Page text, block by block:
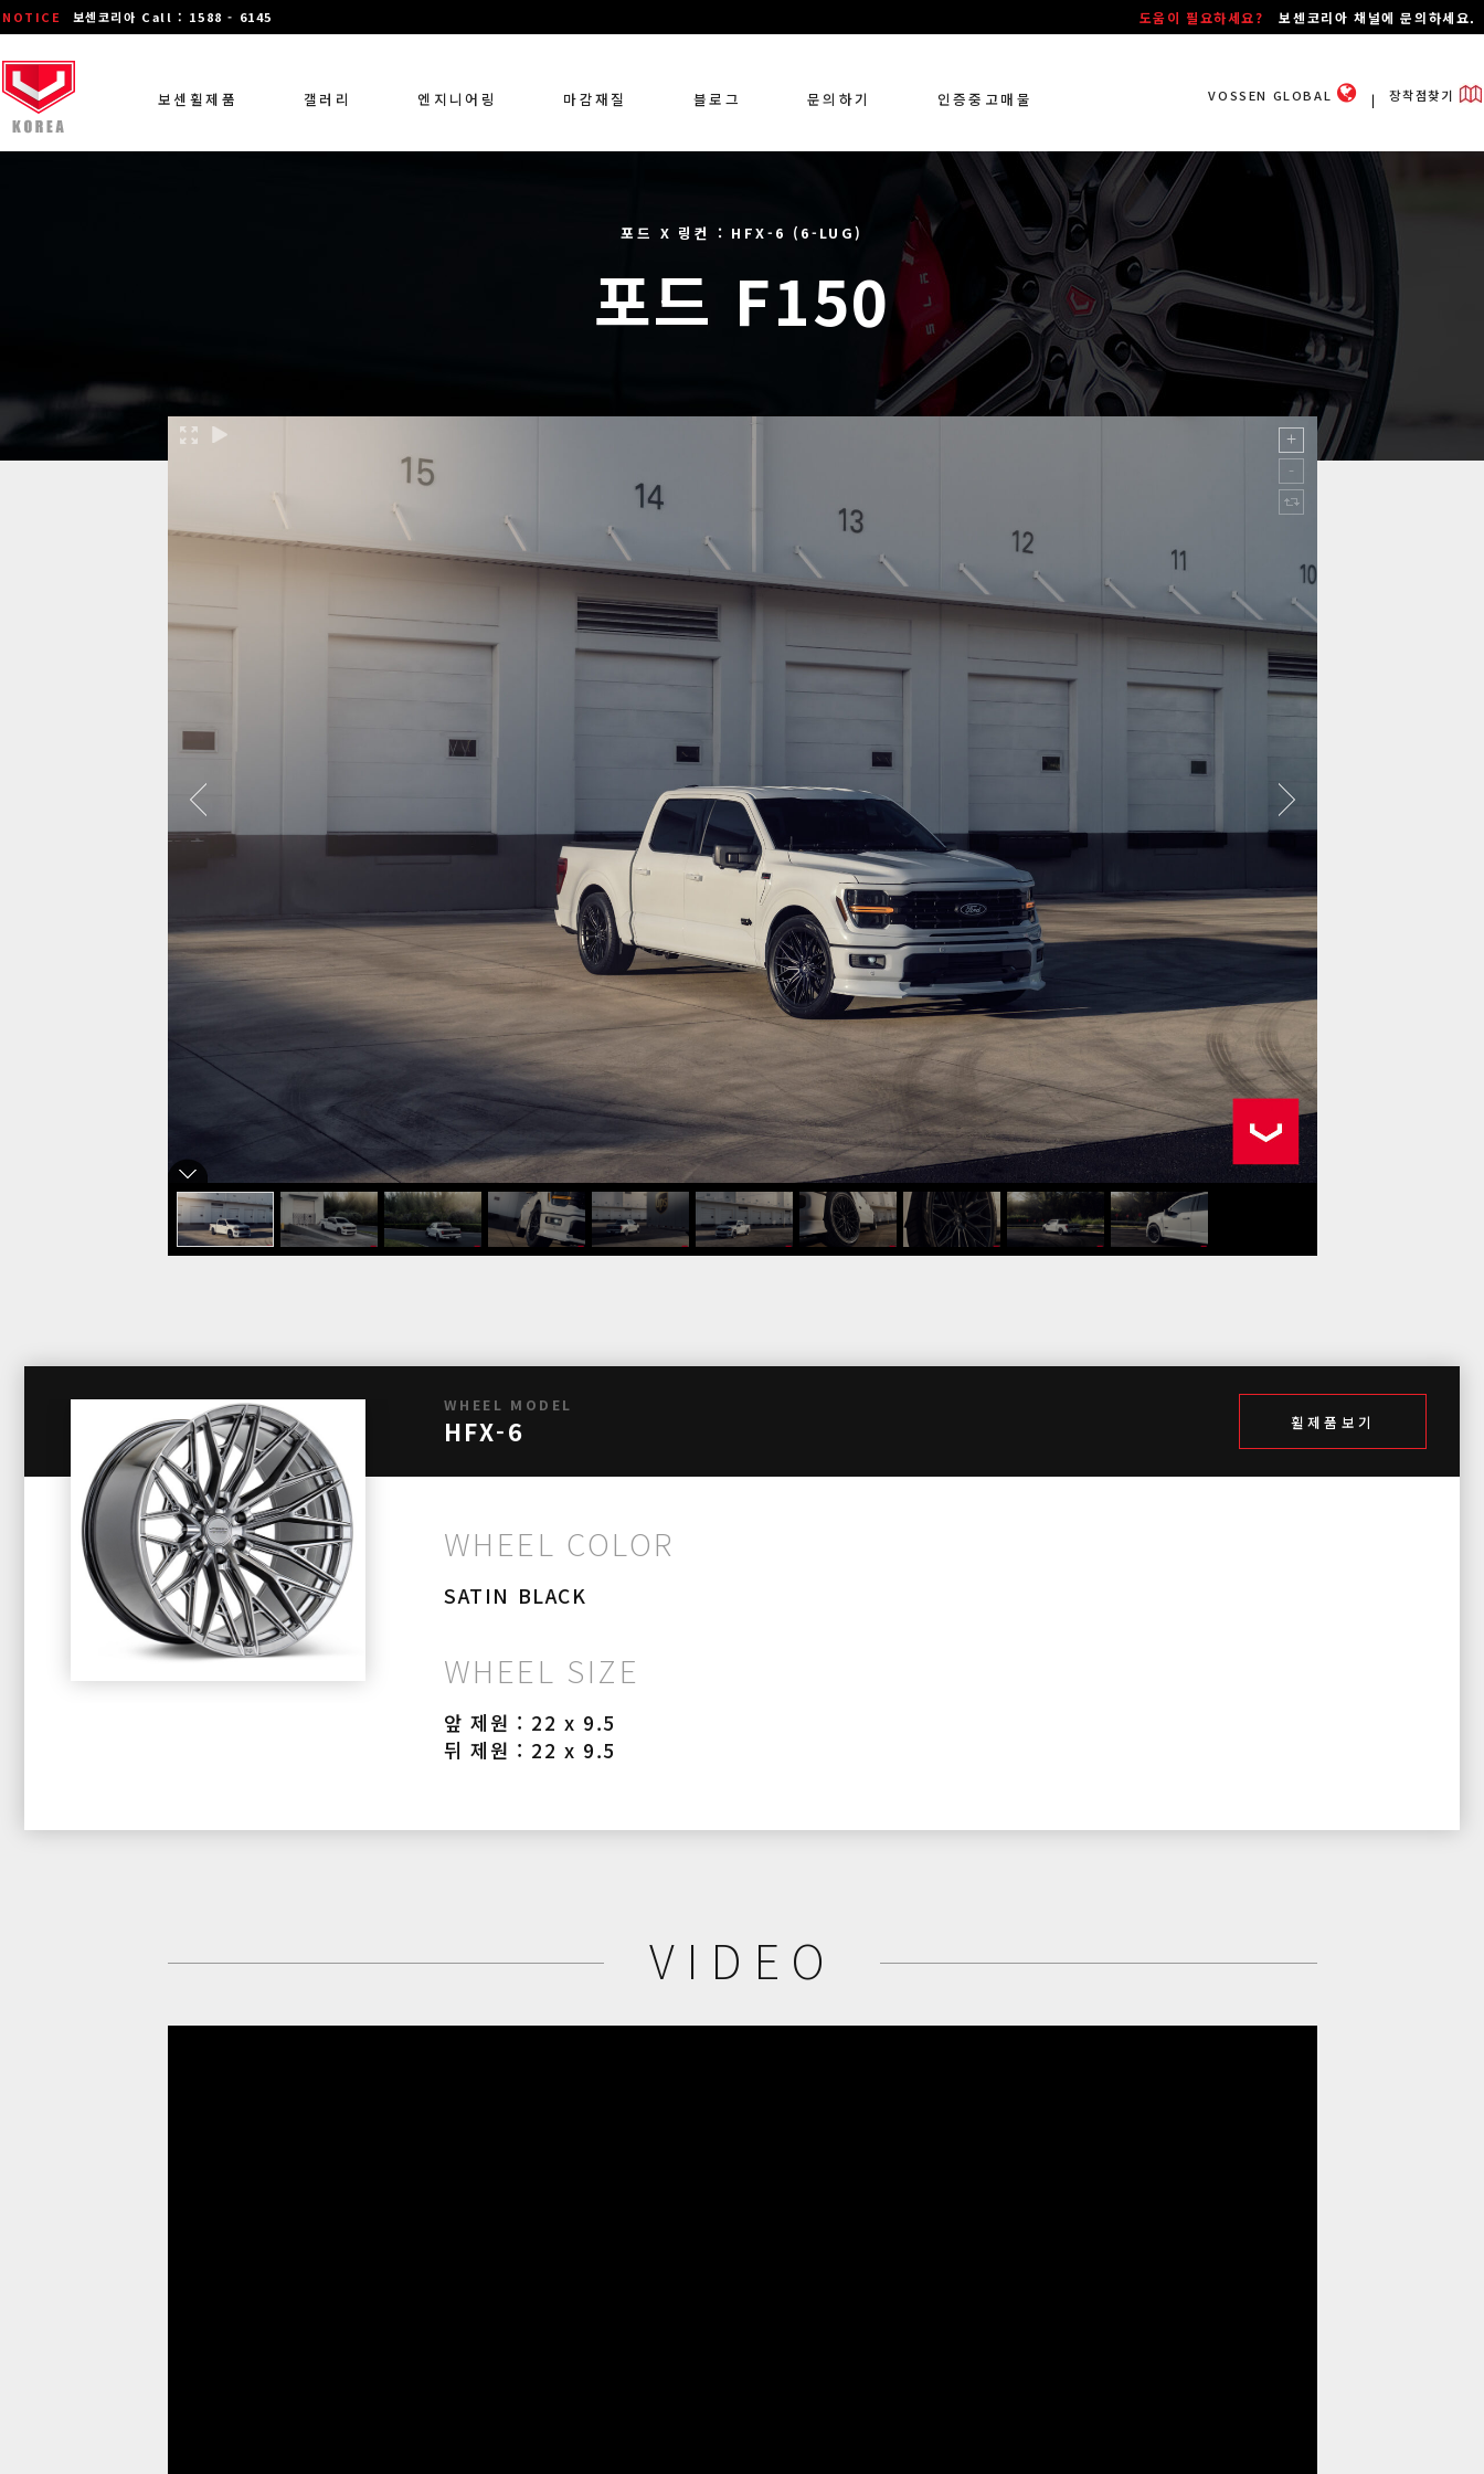
NOTICE 보센코리아 Call : 1588 - 6145 도움이 필요하세요?보센코리아 채널에 문의하세요.
보센휠제품 갤러리 엔지니어링 마감재질 블로그 문의하기 인증중고매물 VOSSEN GLOBAL ㅣ장착점찾기
보센은 약 5,000대에 달하는 자동차를 사진
으로 찍었으며, 대부분 비디오도 함께 촬영
아우디 Q8
캐딜락 에스컬레이드 테슬라 사이버트럭
포드 X 링컨 : HFX-6 (6-LUG)
포드 F150
WHEEL MODEL
HFX-6 휠제품보기
WHEEL COLOR
SATIN BLACK
WHEEL SIZE
앞 제원 : 22 x 9.5
뒤 제원 : 22 x 9.5
VIDEO